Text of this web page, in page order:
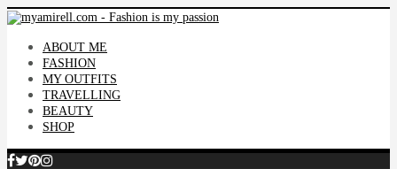
ABOUT ME
FASHION
MY OUTFITS
TRAVELLING
BEAUTY
SHOP